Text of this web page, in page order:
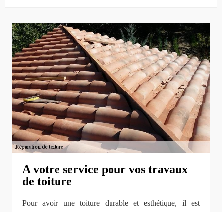
A votre service pour vos travaux
de toiture
Pour avoir une toiture durable et esthétique, il est